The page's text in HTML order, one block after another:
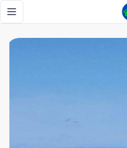
Toggle navigation menu
Espectacular villa con vista